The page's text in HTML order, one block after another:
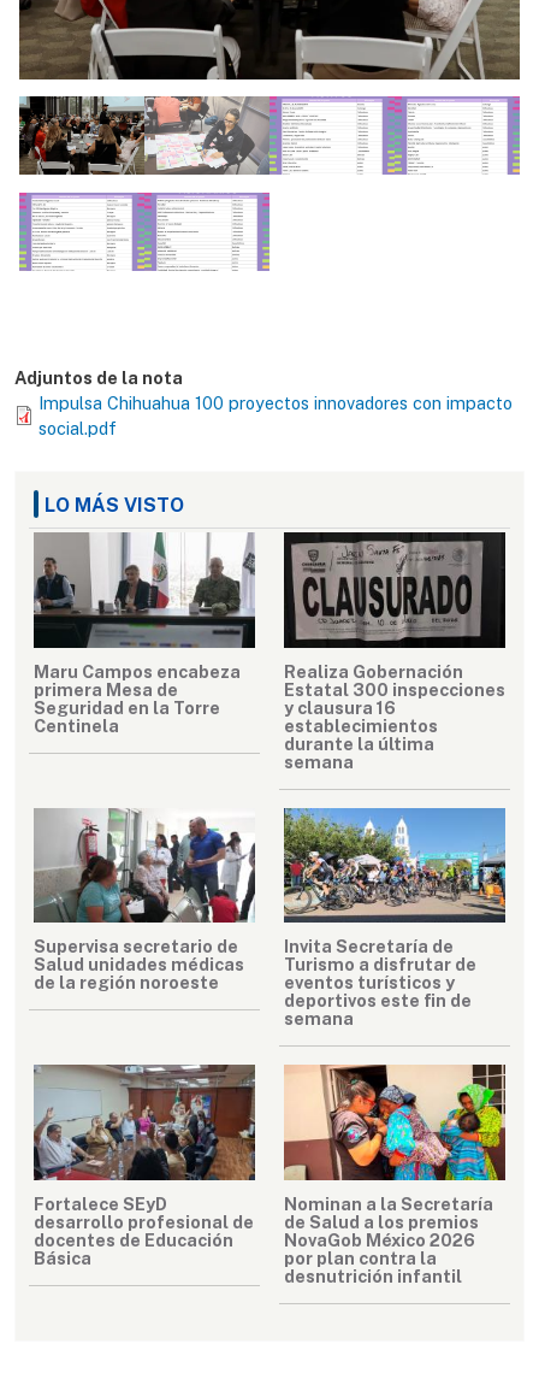
Adjuntos de la nota
Impulsa Chihuahua 100 proyectos innovadores con impacto
social.pdf
LO MÁS VISTO
Maru Campos encabeza
primera Mesa de
Seguridad en la Torre
Centinela
Realiza Gobernación
Estatal 300 inspecciones
y clausura 16
establecimientos
durante la última
semana
Supervisa secretario de
Salud unidades médicas
de la región noroeste
Invita Secretaría de
Turismo a disfrutar de
eventos turísticos y
deportivos este fin de
semana
Fortalece SEyD
desarrollo profesional de
docentes de Educación
Básica
Nominan a la Secretaría
de Salud a los premios
NovaGob México 2026
por plan contra la
desnutrición infantil